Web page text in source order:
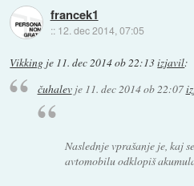
francek1
:: 12. dec 2014, 07:05
Vikking je 11. dec 2014 ob 22:13izjavil:
čuhalevje 11. dec 2014 ob 22:07
Naslednje vprašanje je, kaj
avtomobilu odklopiš